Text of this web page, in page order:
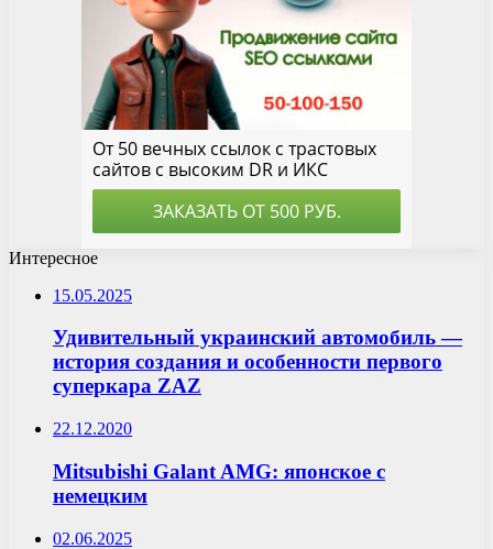
Интересное
15.05.2025
Удивительный украинский автомобиль —
история создания и особенности первого
суперкара ZAZ
22.12.2020
Mitsubishi Galant AMG: японское с
немецким
02.06.2025